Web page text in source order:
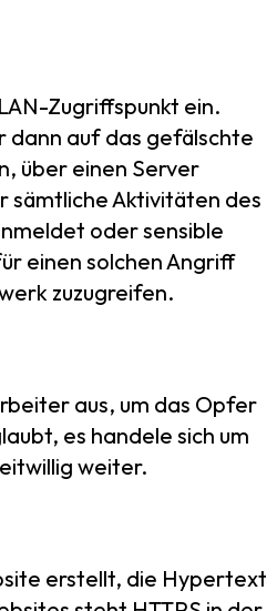
Zugriffspunkt ein.
dann auf das gefälschte
über einen Server
sämtliche Aktivitäten des
oder sensible
einen solchen Angriff
zuzugreifen.
aus, um das Opfer
es handele sich um
weiter.
erstellt, die Hypertext